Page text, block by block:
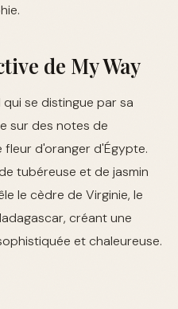
de My Way
se distingue par sa
sur des notes de
d'oranger d'Égypte.
tubéreuse et de jasmin
le cèdre de Virginie, le
créant une
et chaleureuse.